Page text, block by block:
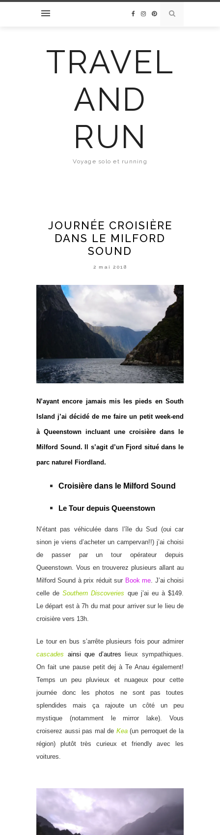
TRAVEL
AND
RUN
Voyage solo et running
JOURNÉE CROISIÈRE
DANS LE MILFORD
SOUND
2 mai 2018
N’ayant encore jamais mis les pieds en South
Island j’ai décidé de me faire un petit week-end
à Queenstown incluant une croisière dans le
Milford Sound. Il s’agit d’un Fjord situé dans le
parc naturel Fiordland.
Croisière dans le Milford Sound
Le Tour depuis Queenstown
N’étant pas véhiculée dans l’île du Sud (oui car
sinon je viens d’acheter un campervan!!) j’ai choisi
de passer par un tour opérateur depuis
Queenstown. Vous en trouverez plusieurs allant au
Milford Sound à prix réduit sur Book me . J’ai choisi
celle deSouthern Discoveries que j’ai eu à $149.
Le départ est à 7h du mat pour arriver sur le lieu de
croisière vers 13h.
Le tour en bus s’arrête plusieurs fois pour admirer
cascades ainsi que d’autres lieux sympathiques.
On fait une pause petit dej à Te Anau également!
Temps un peu pluvieux et nuageux pour cette
journée donc les photos ne sont pas toutes
splendides mais ça rajoute un côté un peu
mystique (notamment le mirror lake). Vous
croiserez aussi pas mal de Kea (un perroquet de la
région) plutôt très curieux et friendly avec les
voitures.